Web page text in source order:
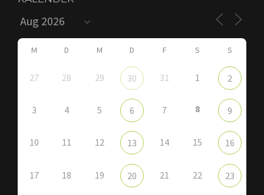
M D M D F S S
27 28 29 30 31 1 2
3 4 5 6 7 8 9
10 11 12 13 14 15 16
17 18 19 20 21 22 23